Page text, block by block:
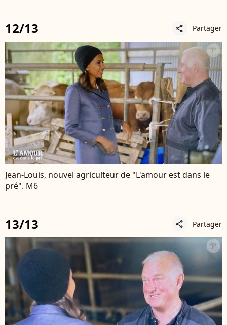
12/13 share Partager
Jean-Louis, nouvel agriculteur de "L'amour est dans le
pré". M6
13/13 share Partager